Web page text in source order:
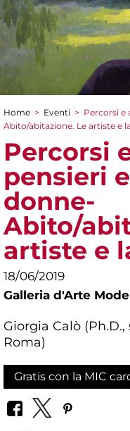
Tu sei qui
Home > Eventi > Percorsi e
Abito/abitazione. Le artiste e
Percorsi
pensieri
donne-
Abito/
artiste e
18/06/2019
Galleria d'Arte
Giorgia Calò
Roma)
Gratis con la MIC